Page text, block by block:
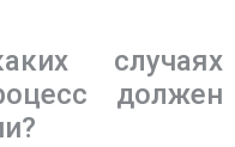
случаях
должен